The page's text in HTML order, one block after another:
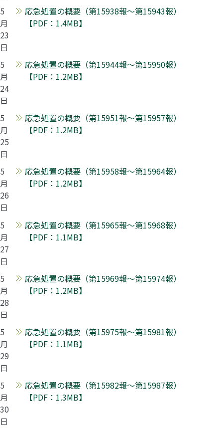
5
月
23
日
応急処置の概要（第15938報～第15943報）
【PDF：1.4MB】
5
月
24
日
応急処置の概要（第15944報～第15950報）
【PDF：1.2MB】
5
月
25
日
応急処置の概要（第15951報～第15957報）
【PDF：1.2MB】
5
月
26
日
応急処置の概要（第15958報～第15964報）
【PDF：1.2MB】
5
月
27
日
応急処置の概要（第15965報～第15968報）
【PDF：1.1MB】
5
月
28
日
応急処置の概要（第15969報～第15974報）
【PDF：1.2MB】
5
月
29
日
応急処置の概要（第15975報～第15981報）
【PDF：1.1MB】
5
月
30
日
応急処置の概要（第15982報～第15987報）
【PDF：1.3MB】